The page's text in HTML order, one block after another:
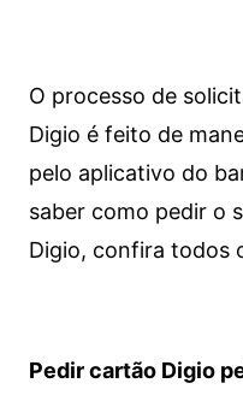
O processo de
Digio é feito de
pelo aplicativo do
saber como pedir o
Digio, confira todos
Pedir cartão Digio